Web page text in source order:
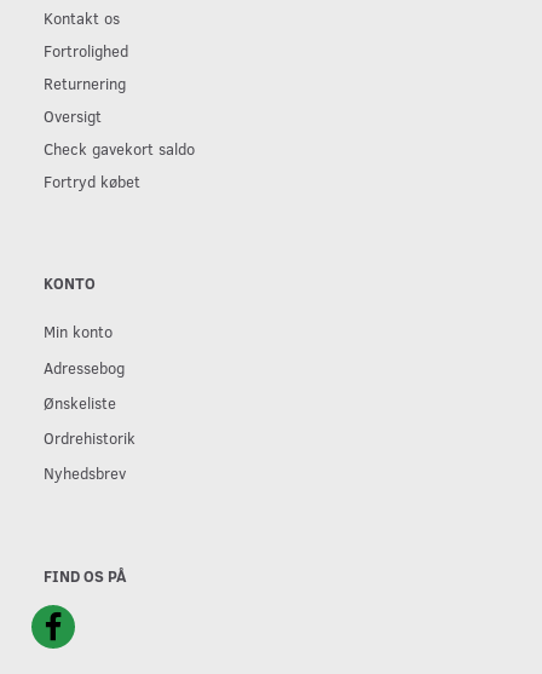
Kontakt os
Fortrolighed
Returnering
Oversigt
Check gavekort saldo
Fortryd købet
KONTO
Min konto
Adressebog
Ønskeliste
Ordrehistorik
Nyhedsbrev
FIND OS PÅ